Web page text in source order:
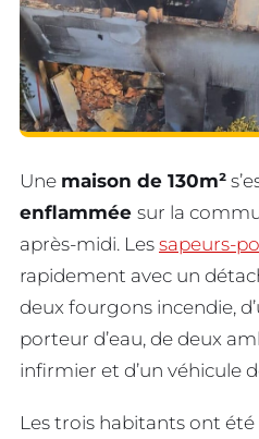
Une maison de 130m²
enflammée sur la
après-midi. Les sapeurs-
rapidement avec un
deux fourgons incendie,
porteur d’eau, de deux
infirmier et d’un véhicule
Les trois habitants ont